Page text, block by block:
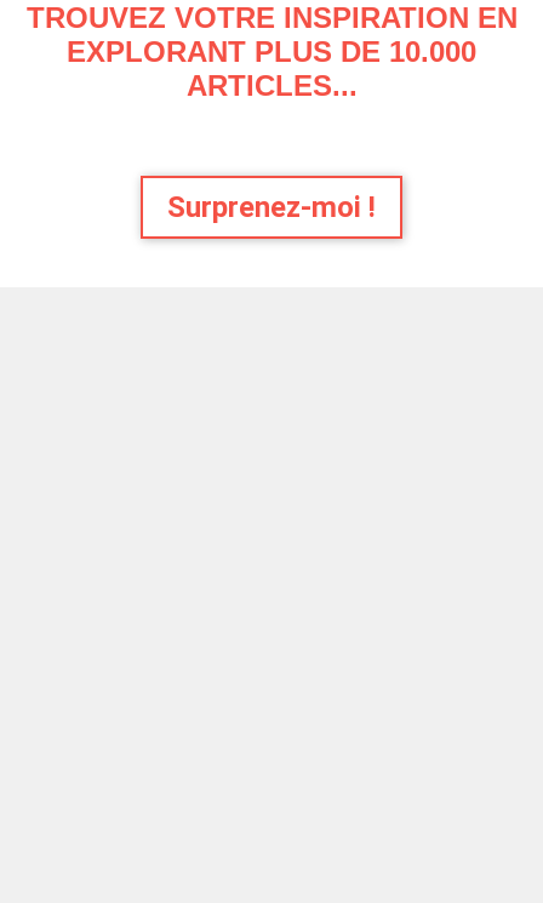
TROUVEZ VOTRE INSPIRATION EN
EXPLORANT PLUS DE 10.000
ARTICLES...
Surprenez-moi !